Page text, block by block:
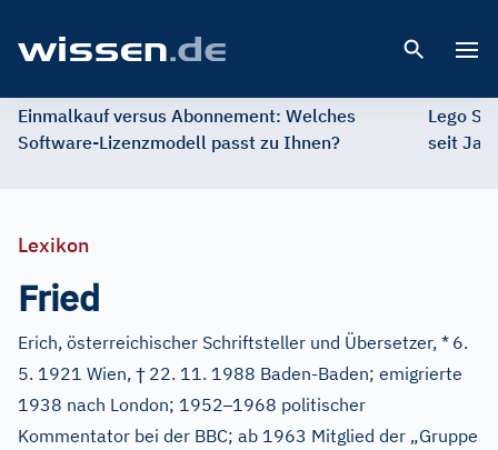
Einmalkauf versus Abonnement: Welches
Software-Lizenzmodell passt zu Ihnen?
Lego
seit
Lexikon
Fried
Erich, österreichischer Schriftsteller und Übersetzer, * 6.
5. 1921 Wien, † 22. 11. 1988 Baden-Baden; emigrierte
1938 nach London; 1952–1968 politischer
Kommentator bei der BBC; ab 1963 Mitglied der „Gruppe